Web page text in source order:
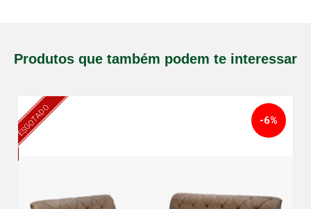
Produtos que também podem te interessar
ESGOTADO -6%